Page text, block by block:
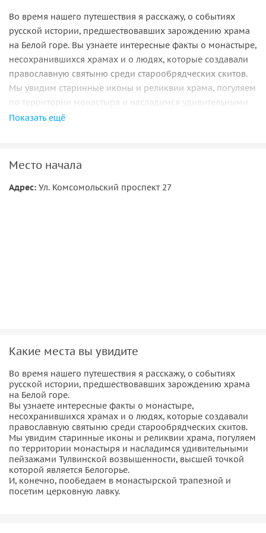
Во время нашего путешествия я расскажу, о событиях
русской истории, предшествовавших зарождению храма
на Белой горе. Вы узнаете интересные факты о монастыре,
несохранившихся храмах и о людях, которые создавали
православную святыню среди старообрядческих скитов.
Мы увидим старинные иконы и реликвии храма, погуляем
по территории монастыря и насладимся удивительными
пейзажами Тулвинской возвышенности, высшей точкой
Показать ещё
Место начала
Адрес: Ул. Комсомольский проспект 27
Какие места вы увидите
Во время нашего путешествия я расскажу, о событиях
русской истории, предшествовавших зарождению храма
на Белой горе.
Вы узнаете интересные факты о монастыре,
несохранившихся храмах и о людях, которые создавали
православную святыню среди старообрядческих скитов.
Мы увидим старинные иконы и реликвии храма, погуляем
по территории монастыря и насладимся удивительными
пейзажами Тулвинской возвышенности, высшей точкой
которой является Белогорье.
И, конечно, пообедаем в монастырской трапезной и
посетим церковную лавку.